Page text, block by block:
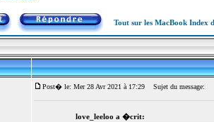
Tout sur les MacBook Index
Post� le: Mer 28 Avr 2021 à 17:29 Sujet du message:
love_leeloo a �crit: